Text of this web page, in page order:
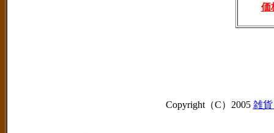
価
Copyright（C）2005 雑